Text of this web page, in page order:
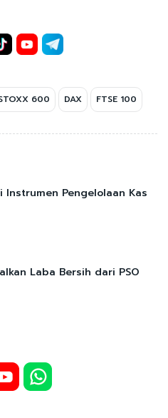
600 DAX FTSE 100
Instrumen Pengelolaan Kas
Laba Bersih dari PSO